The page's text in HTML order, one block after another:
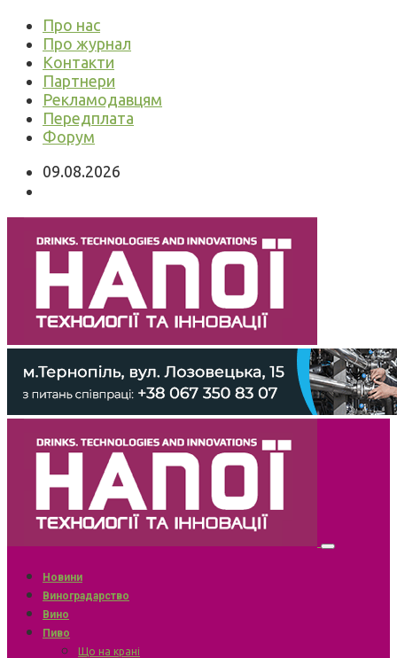
Про нас
Про журнал
Контакти
Партнери
Рекламодавцям
Передплата
Форум
09.08.2026
Новини
Виноградарство
Вино
Пиво
Що на крані